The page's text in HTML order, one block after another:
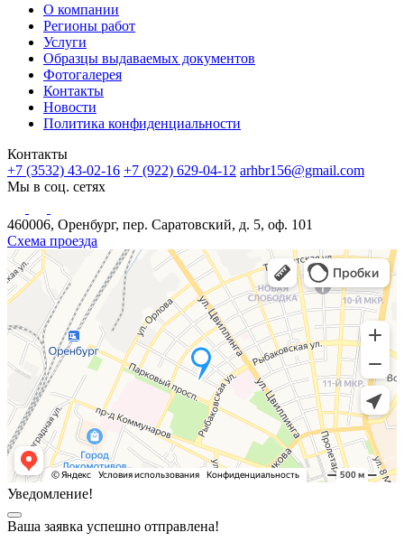
О компании
Регионы работ
Услуги
Образцы выдаваемых документов
Фотогалерея
Контакты
Новости
Политика конфиденциальности
Контакты
+7 (3532) 43-02-16 +7 (922) 629-04-12 arhbr156@gmail.com
Мы в соц. сетях
460006, Оренбург, пер. Саратовский, д. 5, оф. 101
Схема проезда
Уведомление!
Ваша заявка успешно отправлена!